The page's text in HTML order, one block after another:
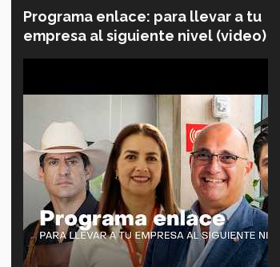
Programa enlace: para llevar a tu
empresa al siguiente nivel (video)